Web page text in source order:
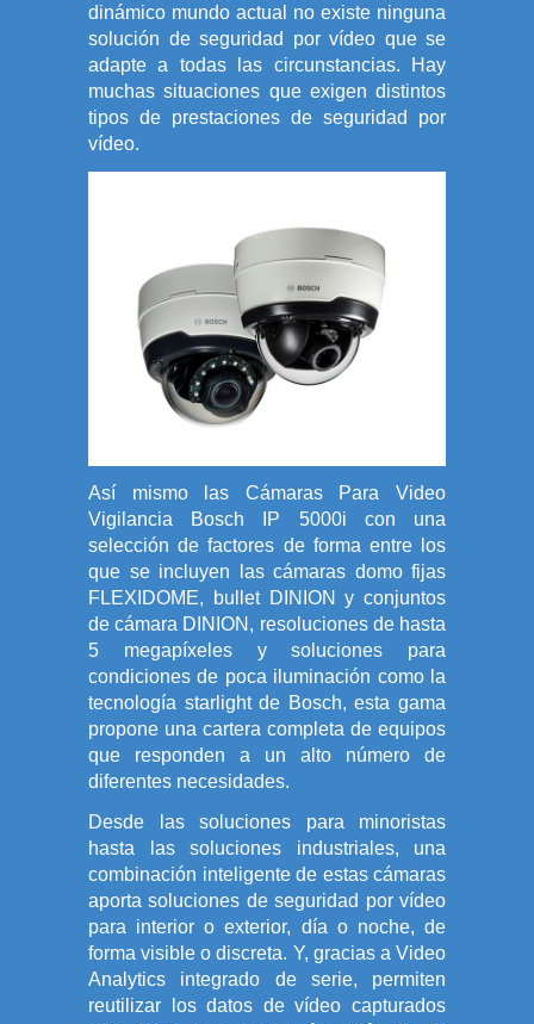
dinámico mundo actual no existe ninguna
solución de seguridad por vídeo que se
adapte a todas las circunstancias. Hay
muchas situaciones que exigen distintos
tipos de prestaciones de seguridad por
vídeo.
Así mismo las Cámaras Para Video
Vigilancia Bosch IP 5000i con una
selección de factores de forma entre los
que se incluyen las cámaras domo fijas
FLEXIDOME, bullet DINION y conjuntos
de cámara DINION, resoluciones de hasta
5 megapíxeles y soluciones para
condiciones de poca iluminación como la
tecnología starlight de Bosch, esta gama
propone una cartera completa de equipos
que responden a un alto número de
diferentes necesidades.
Desde las soluciones para minoristas
hasta las soluciones industriales, una
combinación inteligente de estas cámaras
aporta soluciones de seguridad por vídeo
para interior o exterior, día o noche, de
forma visible o discreta. Y, gracias a Video
Analytics integrado de serie, permiten
reutilizar los datos de vídeo capturados